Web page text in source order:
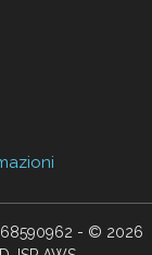
- © 2026